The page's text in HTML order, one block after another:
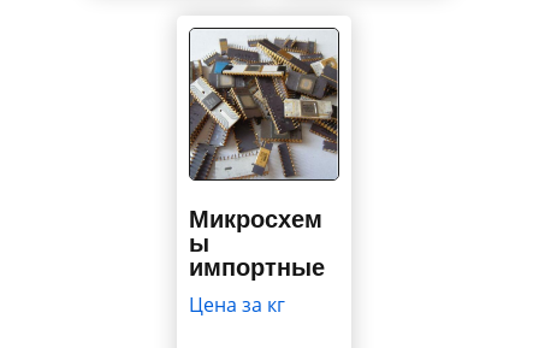
Микросхем
ы
импортные
Цена за кг